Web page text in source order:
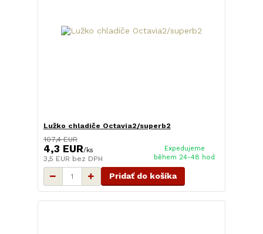
Lužko chladiče Octavia2/superb2
107,4 EUR
4,3 EUR/ks
3,5 EUR bez DPH
Expedujeme
během 24-48 hod
Pridať do košíka